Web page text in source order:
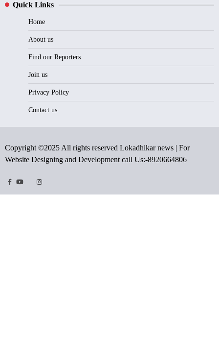
Quick Links
Home
About us
Find our Reporters
Join us
Privacy Policy
Contact us
Copyright ©2025 All rights reserved Lokadhikar news | For
Website Designing and Development call Us:-8920664806
Facebook
Youtube
TwitterInstragram